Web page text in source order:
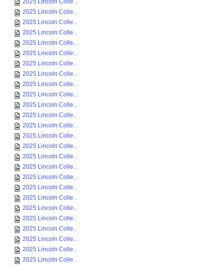
2025 Lincoln Colle...
2025 Lincoln Colle...
2025 Lincoln Colle...
2025 Lincoln Colle...
2025 Lincoln Colle...
2025 Lincoln Colle...
2025 Lincoln Colle...
2025 Lincoln Colle...
2025 Lincoln Colle...
2025 Lincoln Colle...
2025 Lincoln Colle...
2025 Lincoln Colle...
2025 Lincoln Colle...
2025 Lincoln Colle...
2025 Lincoln Colle...
2025 Lincoln Colle...
2025 Lincoln Colle...
2025 Lincoln Colle...
2025 Lincoln Colle...
2025 Lincoln Colle...
2025 Lincoln Colle...
2025 Lincoln Colle...
2025 Lincoln Colle...
2025 Lincoln Colle...
2025 Lincoln Colle...
2025 Lincoln Colle...